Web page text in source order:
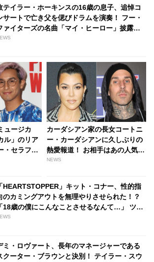
テイラー・ホーキンスの16歳の息子、追悼コ
サートで亡き父を偲びドラムを演奏！ フー・
ァイターズの名曲「マイ・ヒーロー」披露で
客は感動の渦に[動画あり] - tvgroove
ュージカ
ル」のリア
・セラフィ
ドリゲス
りを発揮
カーダシアン家の長女コートニ
ー・カーダシアンに久しぶりの
熱愛報道！ お相手はあの人気パ
ンク・バンドのメンバー |
NEWS
「HEARTSTOPPER」キット・コナー、性的指
のカミングアウトを無理やりさせられた！？
「18歳の僕にこんなことさせるなんて…」 ツイ
ターで世間に物申す - tvgroove
ミ・ロヴァート、長年のマネージャーである
クーター・ブラウンと決別！ テイラー・スウ